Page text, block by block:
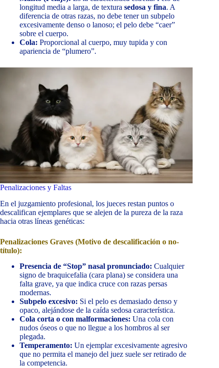
longitud media a larga, de textura sedosa y fina. A
diferencia de otras razas, no debe tener un subpelo
excesivamente denso o lanoso; el pelo debe “caer”
sobre el cuerpo.
Cola: Proporcional al cuerpo, muy tupida y con
apariencia de “plumero”.
Penalizaciones y Faltas
En el juzgamiento profesional, los jueces restan puntos o
descalifican ejemplares que se alejen de la pureza de la raza
hacia otras líneas genéticas:
Penalizaciones Graves (Motivo de descalificación o no-
título):
Presencia de “Stop” nasal pronunciado: Cualquier
signo de braquicefalia (cara plana) se considera una
falta grave, ya que indica cruce con razas persas
modernas.
Subpelo excesivo: Si el pelo es demasiado denso y
opaco, alejándose de la caída sedosa característica.
Cola corta o con malformaciones: Una cola con
nudos óseos o que no llegue a los hombros al ser
plegada.
Temperamento: Un ejemplar excesivamente agresivo
que no permita el manejo del juez suele ser retirado de
la competencia.